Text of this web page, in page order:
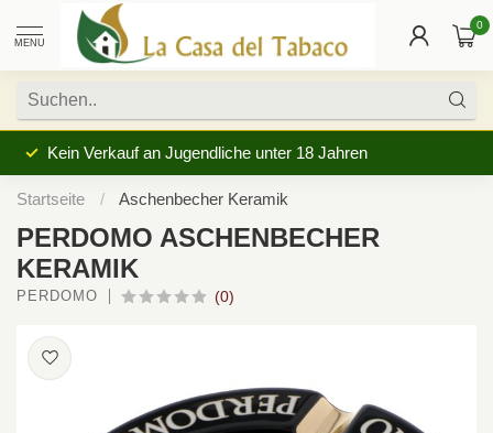
MENU
0
Kein Verkauf an Jugendliche unter 18 Jahren
Startseite / Aschenbecher Keramik
PERDOMO ASCHENBECHER
KERAMIK
PERDOMO (0)